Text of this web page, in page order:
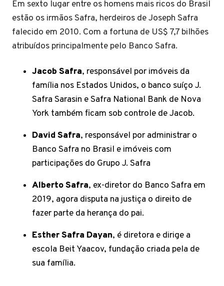
Em sexto lugar entre os homens mais ricos do Brasil
estão os irmãos Safra, herdeiros de Joseph Safra
falecido em 2010. Com a fortuna de US$ 7,7 bilhões
atribuídos principalmente pelo Banco Safra.
Jacob Safra, responsável por imóveis da
família nos Estados Unidos, o banco suíço J.
Safra Sarasin e Safra National Bank de Nova
York também ficam sob controle de Jacob.
David Safra, responsável por administrar o
Banco Safra no Brasil e imóveis com
participações do Grupo J. Safra
Alberto Safra, ex-diretor do Banco Safra em
2019, agora disputa na justiça o direito de
fazer parte da herança do pai.
Esther Safra Dayan, é diretora e dirige a
escola Beit Yaacov, fundação criada pela de
sua família.